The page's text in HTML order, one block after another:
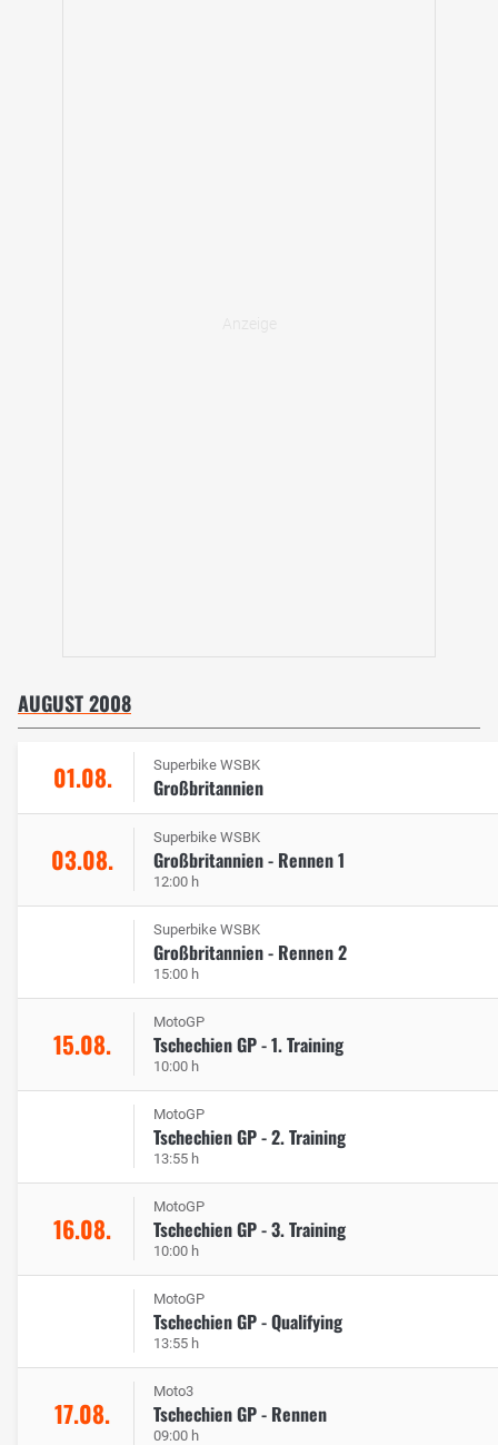
AUGUST 2008
01.08. Superbike WSBK
Großbritannien
03.08.
Superbike WSBK
Großbritannien - Rennen 1
12:00 h
Superbike WSBK
Großbritannien - Rennen 2
15:00 h
15.08.
MotoGP
Tschechien GP - 1. Training
10:00 h
MotoGP
Tschechien GP - 2. Training
13:55 h
16.08.
MotoGP
Tschechien GP - 3. Training
10:00 h
MotoGP
Tschechien GP - Qualifying
13:55 h
17.08.
Moto3
Tschechien GP - Rennen
09:00 h